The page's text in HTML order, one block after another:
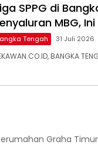
SPPG di
MBG,
Tengah 31 Juli 2026
BANGKA
Graha